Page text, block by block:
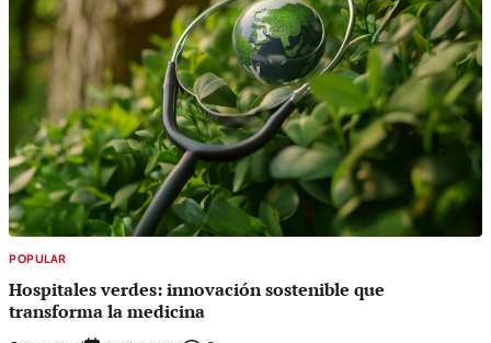
POPULAR
Hospitales verdes: innovación sostenible que
transforma la medicina